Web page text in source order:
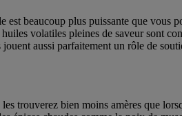
beaucoup plus puissante que
volatiles pleines de saveur sont
aussi parfaitement un rôle de
trouverez bien moins amères que